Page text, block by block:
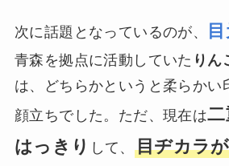
次に話題となっているのが、
青森を拠点に活動していた りん
は、どちらかというと柔らかい
顔立ちでした。ただ、現在は二
はっきり して、 目ヂカラ